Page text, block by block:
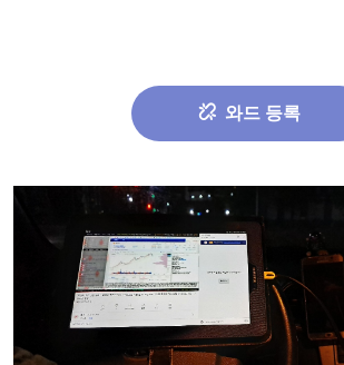
와드 등록